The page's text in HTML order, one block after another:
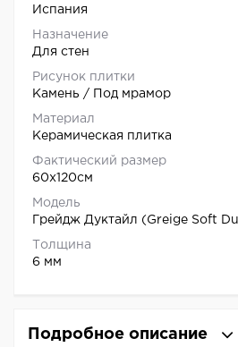
Испания
Назначение
Для стен
Рисунок плитки
Камень / Под мрамор
Материал
Керамическая плитка
Фактический размер
60x120см
Модель
Грейдж Дуктайл (Greige Soft
Толщина
6 мм
Подробное описание